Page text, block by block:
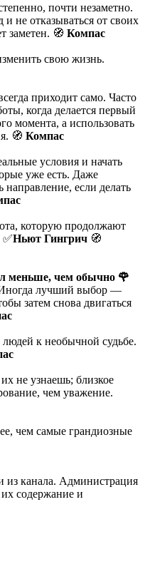
почти незаметно.
не отказываться от своих
заметен. 🧭 Компас
свою жизнь.
приходит само. Часто
когда делается первый
момента, а использовать
🧭 Компас
условия и начать
уже есть. Даже
если делать
которую продолжают
✅Ньют Гингрич 🧭
меньше, чем обычно 🌹
Иногда лучший выбор —
затем снова двигаться
к необычной судьбе.
не узнаешь; близкое
чем уважение.
чем самые грандиoзные
из канала. Администрация
их содержание и